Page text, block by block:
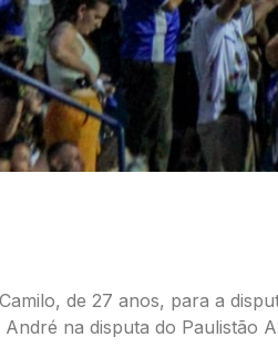
de 27 anos, para a
na disputa do Paulistão